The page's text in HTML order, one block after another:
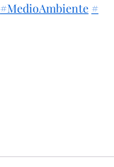
#MedioAmbiente #